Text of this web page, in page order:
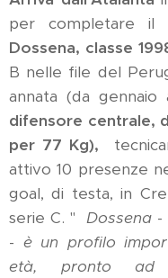
per completare il
Dossena, classe
B nelle file del
annata (da
difensore centrale,
per 77 Kg),
attivo 10 presenze
goal, di testa, in
serie C. " Dossena-
- è un profilo
età, pronto ad